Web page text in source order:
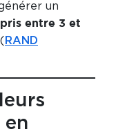
un
entre 3 et
( RAND
en